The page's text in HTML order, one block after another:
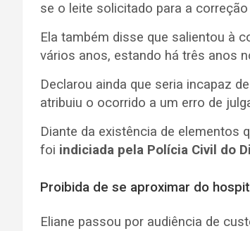
se o leite solicitado para a
Ela também disse que salientou à
vários anos, estando há três anos
Declarou ainda que seria incapaz
atribuiu o ocorrido a um erro de
Diante da existência de elementos
foi indiciada pela Polícia Civil do
Proibida de se aproximar do
Eliane passou por audiência de